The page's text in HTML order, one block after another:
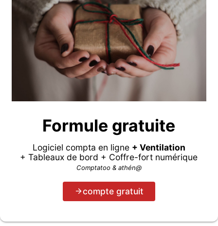
Formule gratuite
Logiciel compta en ligne + Ventilation
+ Tableaux de bord + Coffre-fort numérique
Comptatoo & athén@
compte gratuit